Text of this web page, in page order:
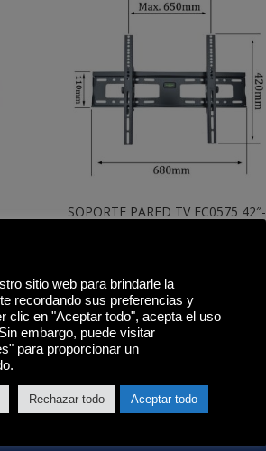
SOPORTE PARED TV EC0575 42″-
75″
Comprar
sitio web para brindarle la
recordando sus preferencias y
clic en "Aceptar todo", acepta el uso
embargo, puede visitar
para proporcionar un
Rechazar todo Aceptar todo